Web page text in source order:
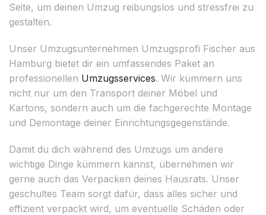
Seite, um deinen Umzug reibungslos und stressfrei zu
gestalten.
Unser Umzugsunternehmen Umzugsprofi Fischer aus
Hamburg bietet dir ein umfassendes Paket an
professionellen Umzugsservices. Wir kümmern uns
nicht nur um den Transport deiner Möbel und
Kartons, sondern auch um die fachgerechte Montage
und Demontage deiner Einrichtungsgegenstände.
Damit du dich während des Umzugs um andere
wichtige Dinge kümmern kannst, übernehmen wir
gerne auch das Verpacken deines Hausrats. Unser
geschultes Team sorgt dafür, dass alles sicher und
effizient verpackt wird, um eventuelle Schäden oder